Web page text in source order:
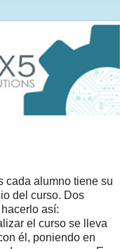
cada alumno tiene su
del curso. Dos
así:
el curso se lleva
él, poniendo en